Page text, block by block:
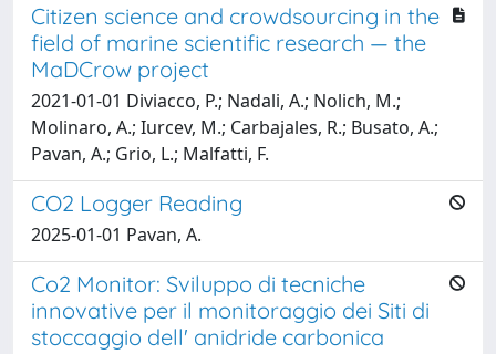
Citizen science and crowdsourcing in the
field of marine scientific research — the
MaDCrow project
2021-01-01 Diviacco, P.; Nadali, A.; Nolich, M.;
Molinaro, A.; Iurcev, M.; Carbajales, R.; Busato, A.;
Pavan, A.; Grio, L.; Malfatti, F.
CO2 Logger Reading
2025-01-01 Pavan, A.
Co2 Monitor: Sviluppo di tecniche
innovative per il monitoraggio dei Siti di
stoccaggio dell' anidride carbonica